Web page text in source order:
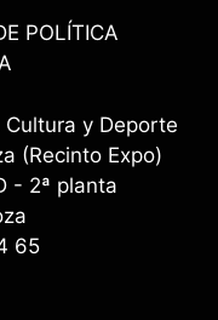
POLÍTICA
y Deporte
(Recinto Expo)
- 2ª planta
65